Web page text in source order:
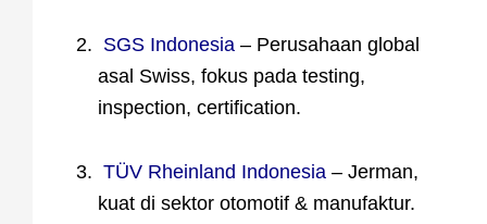
SGS Indonesia – Perusahaan global
asal Swiss, fokus pada testing,
inspection, certification.
TÜV Rheinland Indonesia – Jerman,
kuat di sektor otomotif & manufaktur.